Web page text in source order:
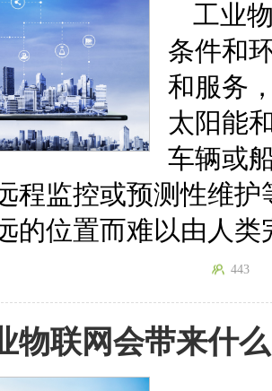
工业
条件和
和服务
太阳能
车辆或
程监控或预测性维
的位置而难以由人
443
物联网会带来什么